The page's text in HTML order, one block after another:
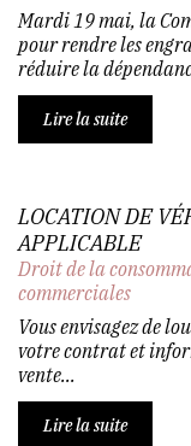
Mardi 19 mai, la
pour rendre les
réduire la
Lire la suite
LOCATION DE
APPLICABLE
Droit de la
commerciales
Vous envisagez de
votre contrat et
vente...
Lire la suite